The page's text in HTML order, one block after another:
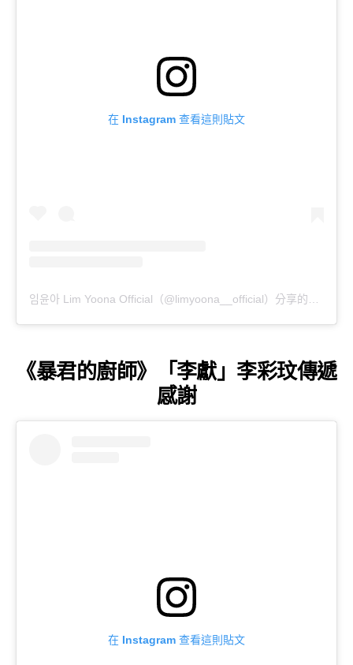
在 Instagram 查看這則貼文
임윤아 Lim Yoona Official（@limyoona__official）分享的貼文
《暴君的廚師》「李獻」李彩玟傳遞
感謝
在 Instagram 查看這則貼文